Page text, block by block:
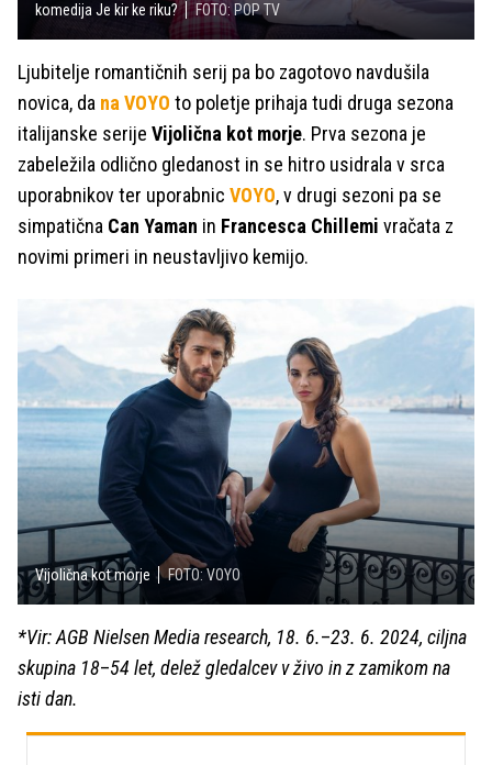
komedija Je kir ke riku?
FOTO: POP TV
Ljubitelje romantičnih serij pa bo zagotovo navdušila
novica, da na VOYO to poletje prihaja tudi druga sezona
italijanske serije Vijolična kot morje. Prva sezona je
zabeležila odlično gledanost in se hitro usidrala v srca
uporabnikov ter uporabnic VOYO, v drugi sezoni pa se
simpatična Can Yaman in Francesca Chillemi vračata z
novimi primeri in neustavljivo kemijo.
Vijolična kot morje FOTO: VOYO
*Vir: AGB Nielsen Media research, 18. 6.–23. 6. 2024, ciljna
skupina 18–54 let, delež gledalcev v živo in z zamikom na
isti dan.